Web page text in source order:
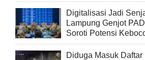
Digitalisasi Jadi
Lampung Genjot
Soroti Potensi
Diduga Masuk